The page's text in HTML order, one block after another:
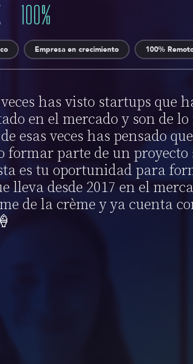
100%
Empresa en crecimiento 100%
has visto startups que
en el mercado y son de lo
esas veces has pensado
formar parte de un proyecto
es tu oportunidad para
lleva desde 2017 en el
de la crème y ya cuenta